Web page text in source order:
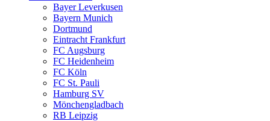
Bayer Leverkusen
Bayern Munich
Dortmund
Eintracht Frankfurt
FC Augsburg
FC Heidenheim
FC Köln
FC St. Pauli
Hamburg SV
Mönchengladbach
RB Leipzig